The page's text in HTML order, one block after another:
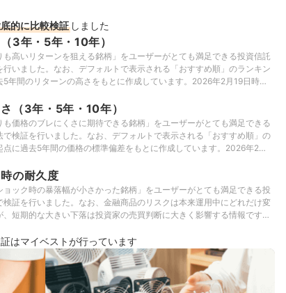
的に比較検証 しました
3年・5年・10年）
も高いリターンを狙える銘柄」をユーザーがとても満足できる投資信託
行いました。なお、デフォルトで表示される「おすすめ順」のランキン
5年間のリターンの高さをもとに作成しています。2026年2月19日時点
（3年・5年・10年）
価格のブレにくさに期待できる銘柄」をユーザーがとても満足できる
検証を行いました。なお、デフォルトで表示される「おすすめ順」の
点に過去5年間の価格の標準偏差をもとに作成しています。2026年2月
の耐久度
ック時の暴落幅が小さかった銘柄」をユーザーがとても満足できる投
検証を行いました。なお、金融商品のリスクは本来運用中にどれだけ変
短期的な大きい下落は投資家の売買判断に大きく影響する情報です。
価しました。2026年2月19日時点の情報をもとに検証を行っています。
はマイベストが行っています